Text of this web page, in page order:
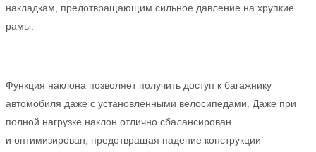
накладкам, предотвращающим сильное давление на хрупкие
рамы.
Функция наклона позволяет получить доступ к багажнику
автомобиля даже с установленными велосипедами. Даже при
полной нагрузке наклон отлично сбалансирован
и оптимизирован, предотвращая падение конструкции